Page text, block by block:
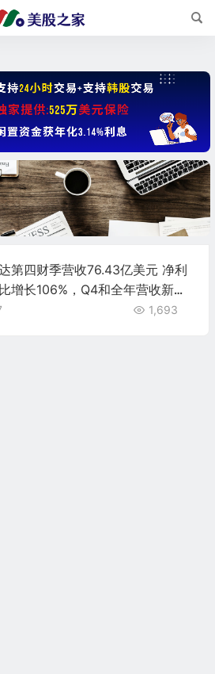
第四财季营收76.43亿美元 净利
增长106%，Q4和全年营收新
据中心连续两季加速增长，1,693